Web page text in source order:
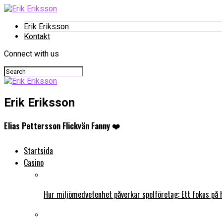
Erik Eriksson
Kontakt
Connect with us
Erik Eriksson
Elias Pettersson Flickvän Fanny ❤️
Startsida
Casino
Hur miljömedvetenhet påverkar spelföretag: Ett fokus på